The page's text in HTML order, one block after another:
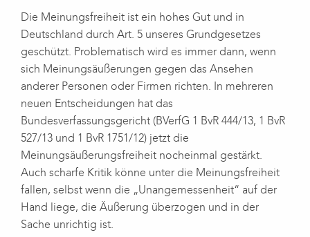
Die Meinungsfreiheit ist ein hohes Gut und in
Deutschland durch Art. 5 unseres Grundgesetzes
geschützt. Problematisch wird es immer dann, wenn
sich Meinungsäußerungen gegen das Ansehen
anderer Personen oder Firmen richten. In mehreren
neuen Entscheidungen hat das
Bundesverfassungsgericht (BVerfG 1 BvR 444/13, 1 BvR
527/13 und 1 BvR 1751/12) jetzt die
Meinungsäußerungsfreiheit nocheinmal gestärkt.
Auch scharfe Kritik könne unter die Meinungsfreiheit
fallen, selbst wenn die „Unangemessenheit“ auf der
Hand liege, die Äußerung überzogen und in der
Sache unrichtig ist.